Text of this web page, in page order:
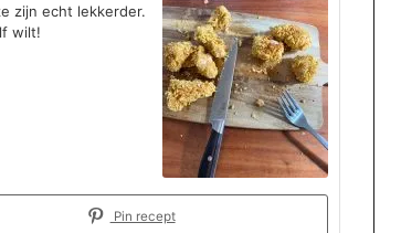
zijn echt lekkerder.
wilt!
Pin recept